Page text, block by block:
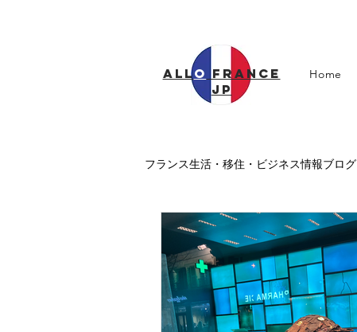
allo france
jp
Home
フランス生活・移住・ビジネス情報ブログ
フランス医療 フランス教育